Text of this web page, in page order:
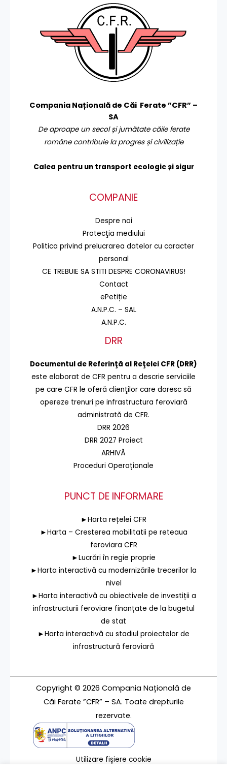
Compania Națională de Căi Ferate ”CFR” –
SA
De aproape un secol și jumătate căile ferate
române contribuie la progres și civilizație
Calea pentru un transport ecologic și sigur
COMPANIE
Despre noi
Protecţia mediului
Politica privind prelucrarea datelor cu caracter
personal
CE TREBUIE SA STITI DESPRE CORONAVIRUS!
Contact
ePetiție
A.N.P.C. – SAL
A.N.P.C.
DRR
Documentul de Referinţă al Reţelei CFR (DRR)
este elaborat de CFR pentru a descrie serviciile
pe care CFR le oferă clienţilor care doresc să
opereze trenuri pe infrastructura feroviară
administrată de CFR.
DRR 2026
DRR 2027 Proiect
ARHIVĂ
Proceduri Operaționale
PUNCT DE INFORMARE
►Harta rețelei CFR
►Harta – Cresterea mobilitatii pe reteaua
feroviara CFR
►Lucrări în regie proprie
►Harta interactivă cu modernizările trecerilor la
nivel
►Harta interactivă cu obiectivele de investiții a
infrastructurii feroviare finanțate de la bugetul
de stat
►Harta interactivă cu stadiul proiectelor de
infrastructură feroviară
Copyright © 2026 Compania Națională de
Căi Ferate ”CFR” – SA. Toate drepturile
rezervate.
Utilizare fișiere cookie